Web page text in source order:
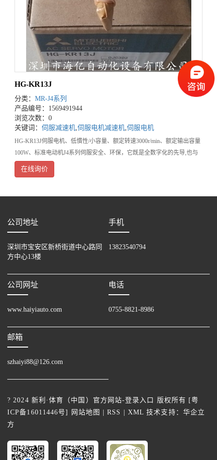
HG-KR13J
分类： MR-J4系列
产品编号：1569491944
浏览次数：0
关键词： 伺服减速机,伺服电机减速机,伺服电机
HG-KR13J伺服电机、低慣性/小容量、额定转速3000r/min、额定输出容量
100W、标准电动机J4系列伺服安全、环保，它既是全数字化的先导,也与
以往技术一脉相承。采用集聚了三菱进一步优化的高速伺服控制结构的专
在线询价
公司地址
深圳市宝安区新桥街道中心路同
方中心13楼
手机
13823540794
公司网址
www.haiyiauto.com
电话
0755-8821-8986
邮箱
szhaiyi88@126.com
? 2024 新利·体育（中国）官方网站-登录入口 版权所有 [粤
ICP备16011446号] 网站地图 |RSS XML 技术支持： 华企立
方